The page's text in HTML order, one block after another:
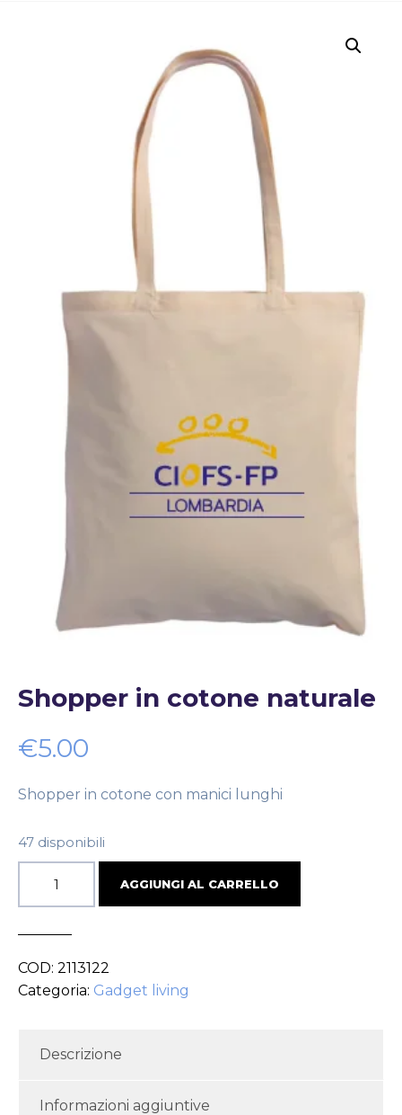
Shopper in cotone naturale
€5.00
Shopper in cotone con manici lunghi
47 disponibili
AGGIUNGI AL CARRELLO
COD: 2113122
Categoria: Gadget living
Descrizione
Informazioni aggiuntive